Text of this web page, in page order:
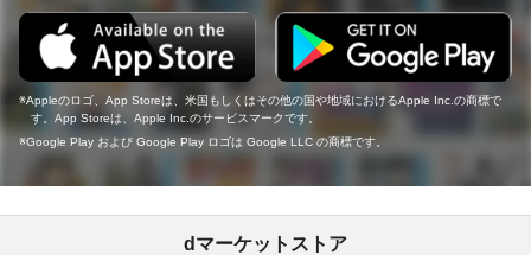
Appleのロゴ、App Storeは、米国もしくはその他の国や地域におけるApple Inc.の商標で
す。App Storeは、Apple Inc.のサービスマークです。
Google Play および Google Play ロゴは Google LLC の商標です。
dマーケットストア